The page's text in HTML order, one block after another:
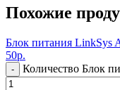
Похожие
Блок питания LinkSys
50р.
- Количество Блок